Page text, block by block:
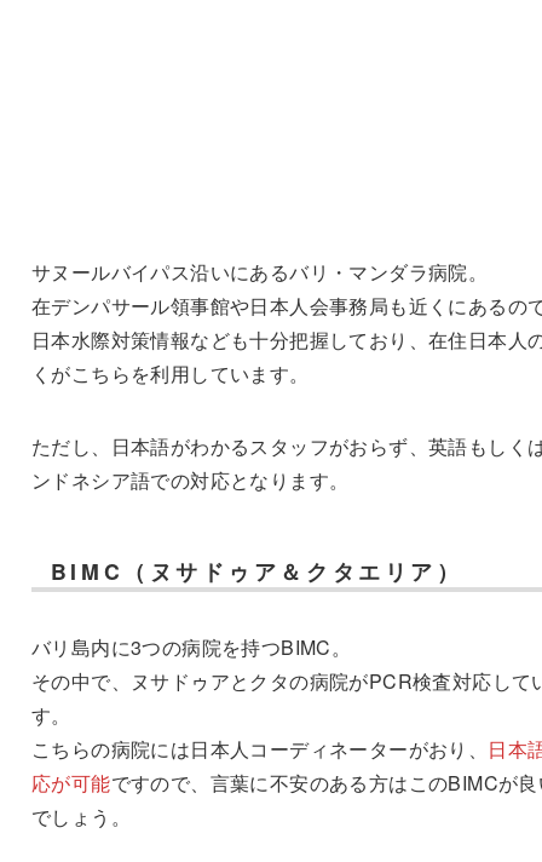
サヌールバイパス沿いにあるバリ・マンダラ病院。
在デンパサール領事館や日本人会事務局も近くにあるの
日本水際対策情報なども十分把握しており、在住日本人
くがこちらを利用しています。
ただし、日本語がわかるスタッフがおらず、英語もしく
ンドネシア語での対応となります。
BIMC（ヌサドゥア＆クタエリア）
バリ島内に3つの病院を持つBIMC。
その中で、ヌサドゥアとクタの病院がPCR検査対応して
す。
こちらの病院には日本人コーディネーターがおり、 日本
応が可能ですので、言葉に不安のある方はこのBIMCが
でしょう。